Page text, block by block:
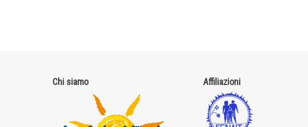
Chi siamo Affiliazioni